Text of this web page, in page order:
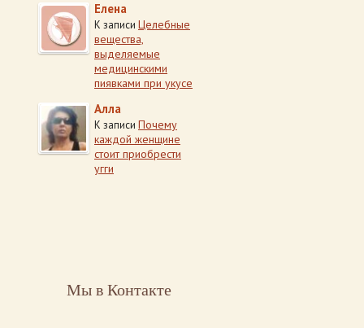
Елена
К записи Целебные
вещества,
выделяемые
медицинскими
пиявками при укусе
Алла
К записи Почему
каждой женщине
стоит приобрести
угги
Мы в Контакте